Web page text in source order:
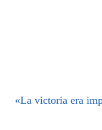
«La victoria era